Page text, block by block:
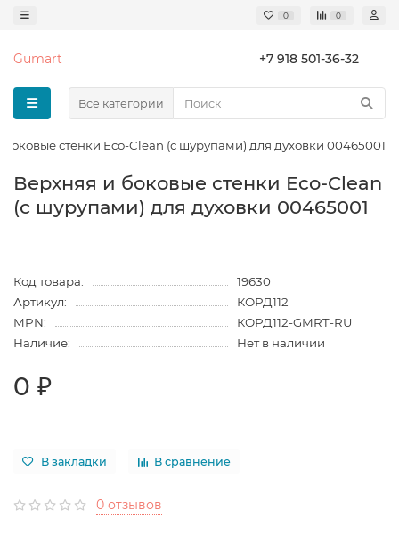
0 0
Gumart +7 918 501-36-32
Все категории
стенки Eco-Clean (с шурупами) для духовки 00465001
Верхняя и боковые стенки Eco-Clean
(с шурупами) для духовки 00465001
Код товара:
19630
Артикул:
КОРД112
MPN:
КОРД112-GMRT-RU
Наличие:
Нет в наличии
0 ₽
В закладки В сравнение
0 отзывов